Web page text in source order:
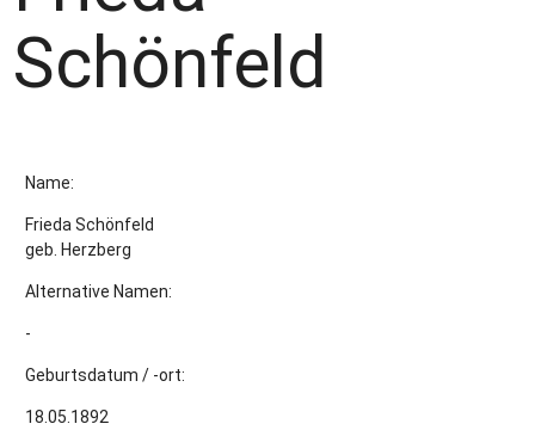
Schönfeld
Name:
Frieda Schönfeld
geb. Herzberg
Alternative Namen:
-
Geburtsdatum / -ort:
18.05.1892